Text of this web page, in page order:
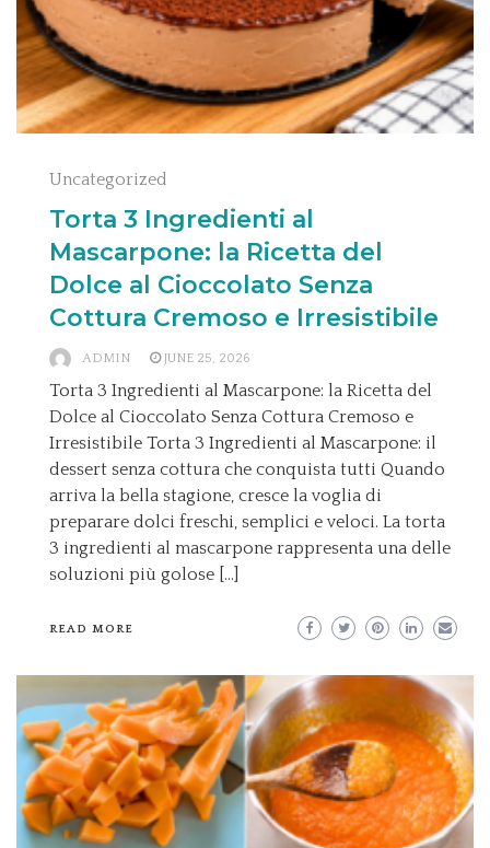
Uncategorized
Torta 3 Ingredienti al
Mascarpone: la Ricetta del
Dolce al Cioccolato Senza
Cottura Cremoso e Irresistibile
ADMIN JUNE 25, 2026
Torta 3 Ingredienti al Mascarpone: la Ricetta del
Dolce al Cioccolato Senza Cottura Cremoso e
Irresistibile Torta 3 Ingredienti al Mascarpone: il
dessert senza cottura che conquista tutti Quando
arriva la bella stagione, cresce la voglia di
preparare dolci freschi, semplici e veloci. La torta
3 ingredienti al mascarpone rappresenta una delle
soluzioni più golose […]
READ MORE